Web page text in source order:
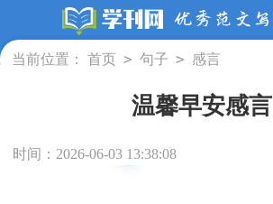
当前位置： 首页 > 句子 > 感言
温馨早安感言
时间：2026-06-03 13:38:08